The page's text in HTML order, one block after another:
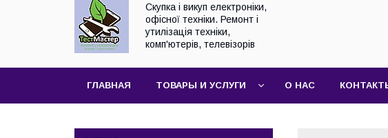
Скупка і викуп електроніки,
офісної техніки. Ремонт і
утилізація техніки,
комп'ютерів, телевізорів
ГЛАВНАЯ ТОВАРЫ И УСЛУГИ О НАС